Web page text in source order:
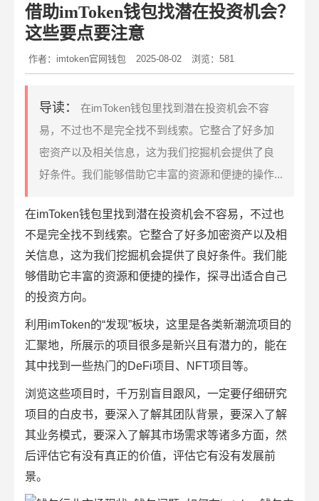
借助imToken钱包找潜在投资机会？
这些要点要注意
作者：imtoken官网钱包 2025-08-02 浏览：581
导读：
在imToken钱包里找到潜在投资机会不容
易，不过也不是完全找不到线索。它整合了好多加
密资产以及相关信息，这为我们挖掘机会提供了良
好条件。我们能够借助它丰富的资源和便捷的操作...
在imToken钱包里找到潜在投资机会不容易，不过也
不是完全找不到线索。它整合了好多加密资产以及相
关信息，这为我们挖掘机会提供了良好条件。我们能
够借助它丰富的资源和便捷的操作，探寻出适合自己
的投资方向。
利用imToken的“发现”板块，这里是各类新潮流项目的
汇聚地，所展示的项目很多是新兴且有潜力的，能在
其中找到一些热门的DeFi项目、NFT项目等。
浏览这些项目时，千万别盲目跟风，一定要仔细研究
项目的白皮书，要深入了解其团队背景，要深入了解
其业务模式，要深入了解其市场需求等诸多方面，然
后评估它有没有真正的价值，评估它有没有发展前
景。